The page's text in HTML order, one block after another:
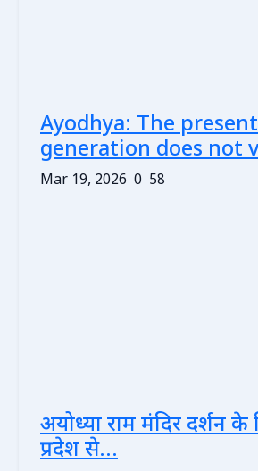
Ayodhya: The present
generation does not
Mar 19, 2026 0 58
अयोध्या राम मंदिर दर्शन
प्रदेश से...